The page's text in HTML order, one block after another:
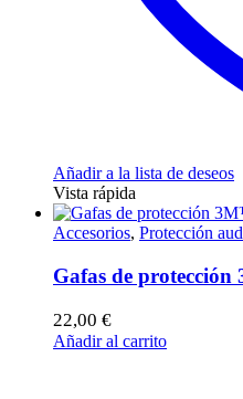
Añadir a la lista de deseos
Vista rápida
Accesorios, Protección
Gafas de
22,00 €
Añadir al carrito